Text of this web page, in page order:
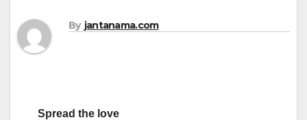
By jantanama.com
Spread the love